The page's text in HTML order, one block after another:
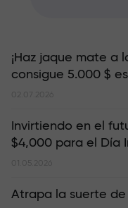
¡Haz jaque mate a
consigue 5.000 $
02.07.2026
Invirtiendo en el
$4,000 para el Día
01.05.2026
Atrapa la suerte de